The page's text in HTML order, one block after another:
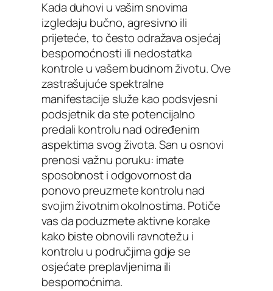
Kada duhovi u vašim snovima
izgledaju bučno, agresivno ili
prijeteće, to često odražava osjećaj
bespomoćnosti ili nedostatka
kontrole u vašem budnom životu. Ove
zastrašujuće spektralne
manifestacije služe kao podsvjesni
podsjetnik da ste potencijalno
predali kontrolu nad određenim
aspektima svog života. San u osnovi
prenosi važnu poruku: imate
sposobnost i odgovornost da
ponovo preuzmete kontrolu nad
svojim životnim okolnostima. Potiče
vas da poduzmete aktivne korake
kako biste obnovili ravnotežu i
kontrolu u područjima gdje se
osjećate preplavljenima ili
bespomoćnima.